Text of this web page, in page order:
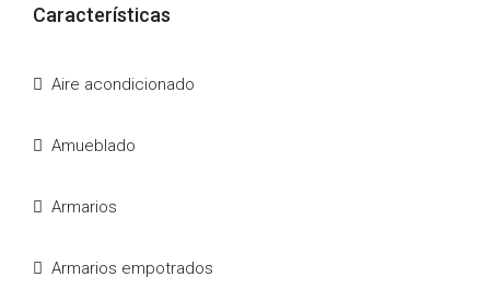
Características
Aire acondicionado
Amueblado
Armarios
Armarios empotrados